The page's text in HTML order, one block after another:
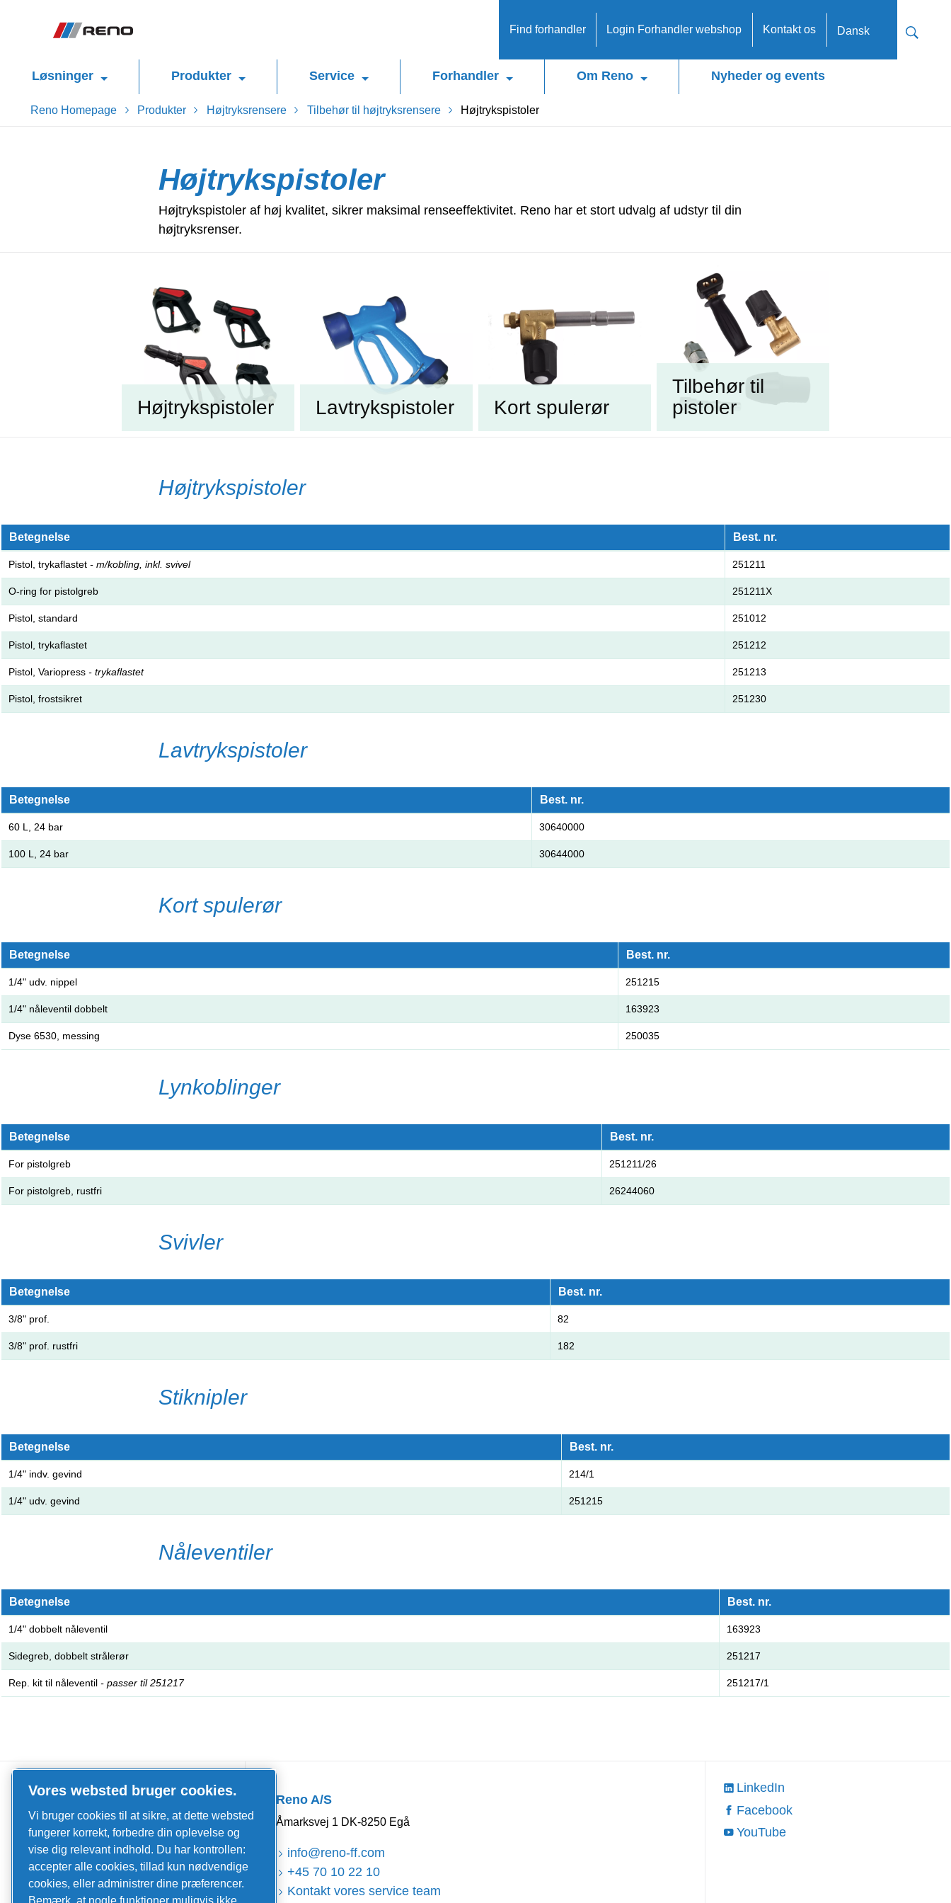
Dansk
Find forhandler Login Forhandler webshop Kontakt os
Løsninger Produkter Service Forhandler Om Reno Nyheder og events
Reno Homepage Produkter Højtryksrensere Tilbehør til højtryksrensere Højtrykspistoler
Højtrykspistoler
Højtrykspistoler af høj kvalitet, sikrer maksimal renseeffektivitet. Reno har et stort udvalg af udstyr til din
højtryksrenser.
Højtrykspistoler Lavtrykspistoler Kort spulerør
Tilbehør til
pistoler
Højtrykspistoler
Betegnelse Best. nr.
Pistol, trykaflastet - m/kobling, inkl. svivel 251211
O-ring for pistolgreb 251211X
Pistol, standard 251012
Pistol, trykaflastet 251212
Pistol, Variopress - trykaflastet 251213
Pistol, frostsikret 251230
Lavtrykspistoler
Betegnelse Best. nr.
60 L, 24 bar 30640000
100 L, 24 bar 30644000
Kort spulerør
Betegnelse Best. nr.
1/4" udv. nippel 251215
1/4" nåleventil dobbelt 163923
Dyse 6530, messing 250035
Lynkoblinger
Betegnelse Best. nr.
For pistolgreb 251211/26
For pistolgreb, rustfri 26244060
Svivler
Betegnelse Best. nr.
3/8" prof. 82
3/8" prof. rustfri 182
Stiknipler
Betegnelse Best. nr.
1/4" indv. gevind 214/1
1/4" udv. gevind 251215
Nåleventiler
Betegnelse Best. nr.
1/4" dobbelt nåleventil 163923
Sidegreb, dobbelt strålerør 251217
Rep. kit til nåleventil - passer til 251217 251217/1
Quick Links
Job og karriere
Nyheder og events
Kataloger og brochurer
Salgs- og leveringsbetingelser
Reno A/S
Åmarksvej 1 DK-8250 Egå
info@reno-ff.com
+45 70 10 22 10
Kontakt vores service team
LinkedIn
Facebook
YouTube
Vores websted bruger cookies.
Vi bruger cookies til at sikre, at dette websted
fungerer korrekt, forbedre din oplevelse og
vise dig relevant indhold. Du har kontrollen:
accepter alle cookies, tillad kun nødvendige
cookies, eller administrer dine præferencer.